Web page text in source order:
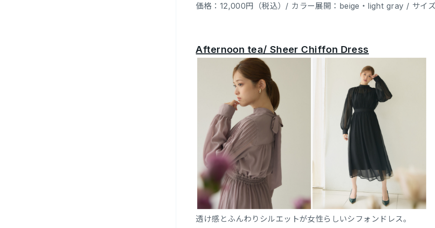
価格：12,000円（税込）/ カラー展開：beige・light gray / サイ
Afternoon tea/ Sheer Chiffon Dress
透け感とふんわりシルエットが女性らしいシフォンドレス。